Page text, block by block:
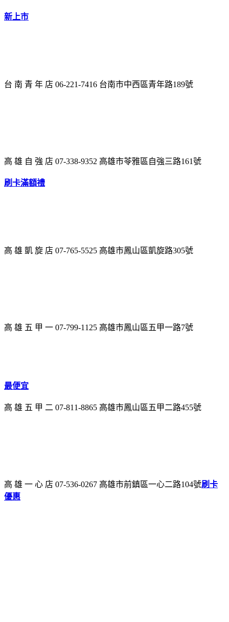
新上市
台 南 青 年 店 06-221-7416 台南市中西區青年路189號
高 雄 自 強 店 07-338-9352 高雄市苓雅區自強三路161號
刷卡滿額禮
高 雄 凱 旋 店 07-765-5525 高雄市鳳山區凱旋路305號
高 雄 五 甲 一 07-799-1125 高雄市鳳山區五甲一路7號
最便宜
高 雄 五 甲 二 07-811-8865 高雄市鳳山區五甲二路455號
高 雄 一 心 店 07-536-0267 高雄市前鎮區一心二路104號刷卡
優惠